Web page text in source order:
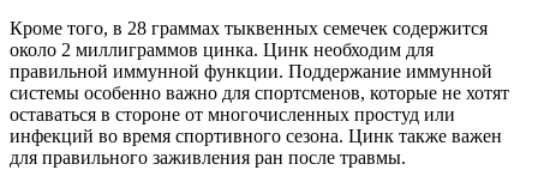
Кроме того, в 28 граммах тыквенных семечек содержится
около 2 миллиграммов цинка. Цинк необходим для
правильной иммунной функции. Поддержание иммунной
системы особенно важно для спортсменов, которые не хотят
оставаться в стороне от многочисленных простуд или
инфекций во время спортивного сезона. Цинк также важен
для правильного заживления ран после травмы.